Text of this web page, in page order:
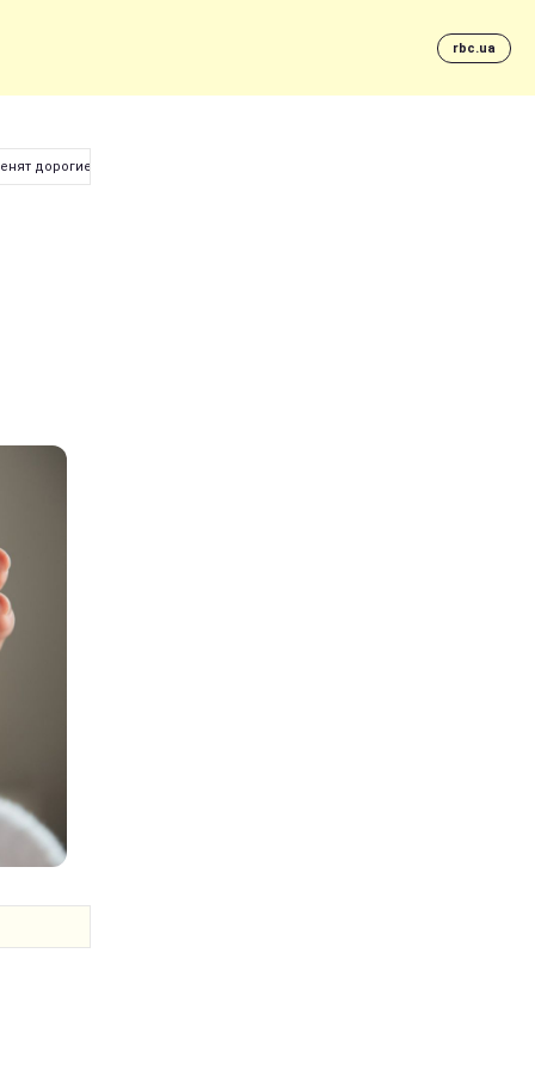
rbc.ua
дорогие средства